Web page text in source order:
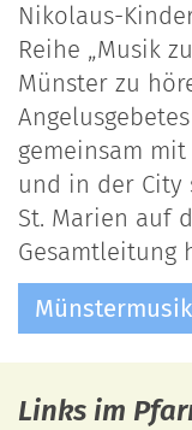
Nikolaus-
Reihe „Musik
Münster zu
gemeinsam
und in der City
St. Marien auf
Gesamtleitung
Münstermusik
Links im